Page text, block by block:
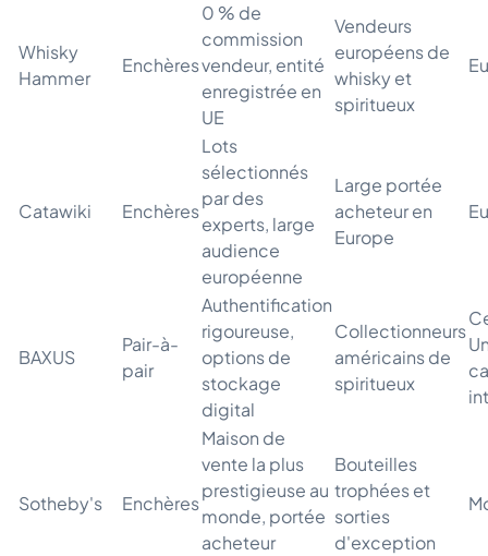
Whisky
Hammer
Enchères
0 % de
commission
vendeur, entité
enregistrée en
UE
Vendeurs
européens de
whisky et
spiritueux
Catawiki Enchères
Lots
sélectionnés
par des
experts, large
audience
européenne
Large portée
acheteur en
Europe
BAXUS
Pair-à-
pair
Authentification
rigoureuse,
options de
stockage
digital
Collectionneurs
américains de
spiritueux
Sotheby's Enchères
Maison de
vente la plus
prestigieuse au
monde, portée
acheteur
Bouteilles
trophées et
sorties
d'exception